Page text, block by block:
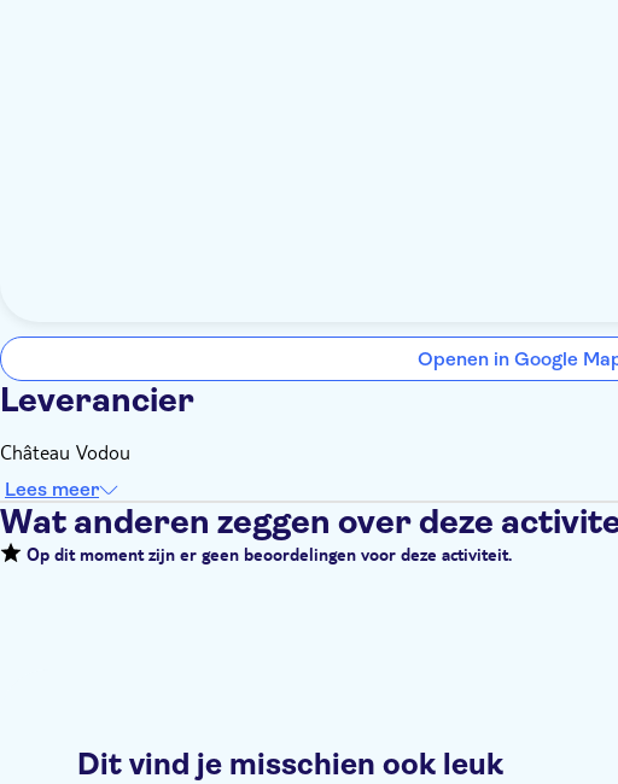
Openen in Google
Leverancier
Château Vodou
Lees meer
Wat anderen zeggen over deze
Op dit moment zijn er geen beoordelingen voor deze activiteit.
Dit vind je misschien ook leuk